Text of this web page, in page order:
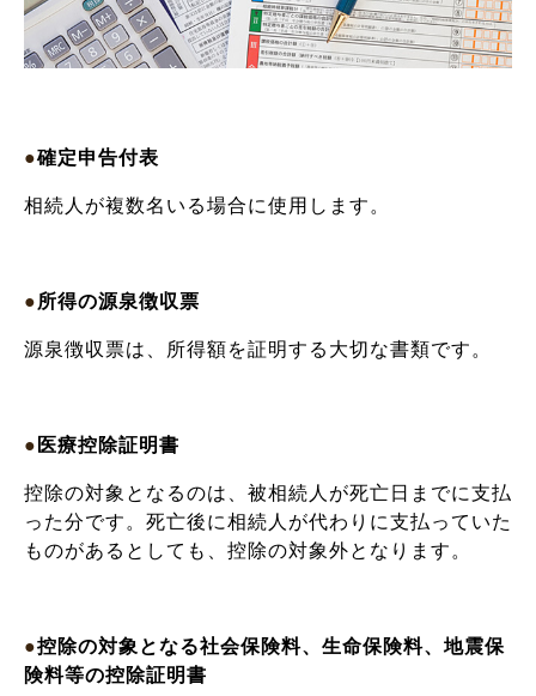
●確定申告付表
相続人が複数名いる場合に使用します。
●所得の源泉徴収票
源泉徴収票は、所得額を証明する大切な書類です。
● 医療控除証明書
控除の対象となるのは、被相続人が死亡日までに支払
った分です。死亡後に相続人が代わりに支払っていた
ものがあるとしても、控除の対象外となります。
●控除の対象となる社会保険料、生命保険料、地震保
険料等の控除証明書